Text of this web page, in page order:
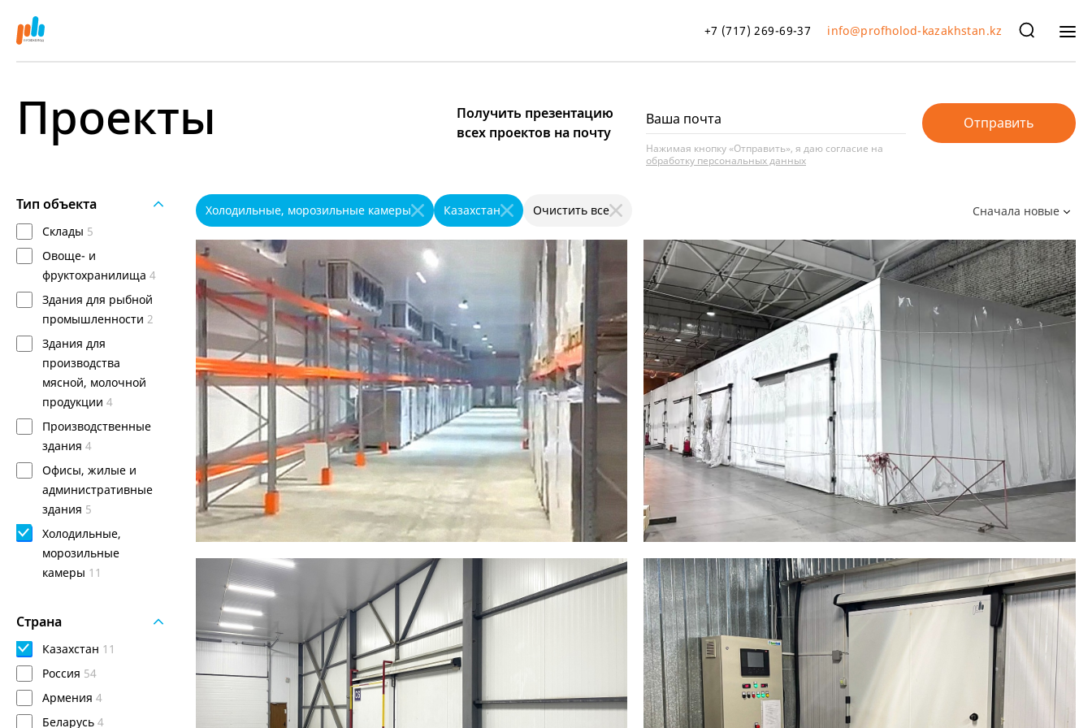
+7 (717) 269-69-37 info@profholod-kazakhstan.kz
Проекты
Получить презентацию
всех проектов на почту
Нажимая кнопку «Отправить», я даю согласие на
обработку персональных данных
Отправить
Тип объекта
Склады 5
Овоще- и
фруктохранилища 4
Здания для рыбной
промышленности 2
Здания для
производства
мясной, молочной
продукции 4
Производственные
здания 4
Офисы, жилые и
административные
здания 5
Холодильные,
морозильные
камеры 11
Страна
Казахстан 11
Россия 54
Армения 4
Беларусь 4
Холодильные, морозильные камеры Казахстан Очистить все Сначала новые
2025 КАЗАХСТАН, УСТЬ-КАМЕНОГОРСК
Холодильный склад
2024 КАЗАХСТАН, АЛМАТЫ
Холодильные камеры для
Международного аэропорта Алматы